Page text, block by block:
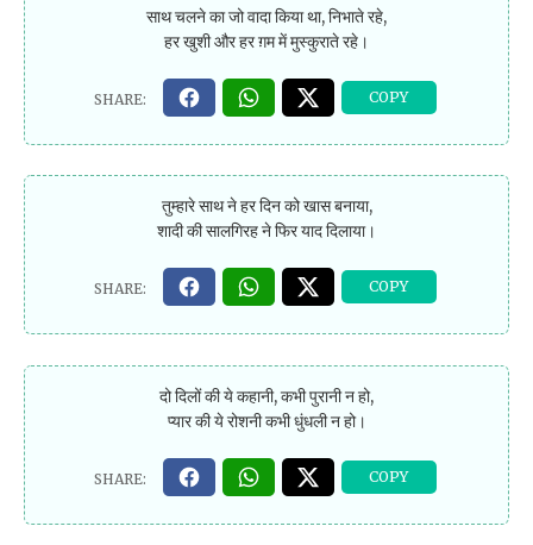
साथ चलने का जो वादा किया था, निभाते रहे,
हर खुशी और हर ग़म में मुस्कुराते रहे।
तुम्हारे साथ ने हर दिन को खास बनाया,
शादी की सालगिरह ने फिर याद दिलाया।
दो दिलों की ये कहानी, कभी पुरानी न हो,
प्यार की ये रोशनी कभी धुंधली न हो।